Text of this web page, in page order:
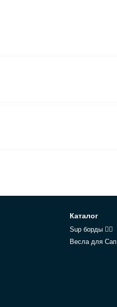
Каталог
Sup борды 🏄‍♂️
Весла для Сап